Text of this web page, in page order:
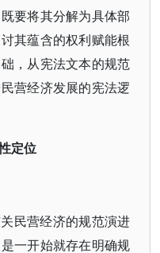
要将其分解为具体部
其蕴含的权利赋能根
，从宪法文本的规范
营经济发展的宪法逻
定位
民营经济的规范演进
一开始就存在明确规